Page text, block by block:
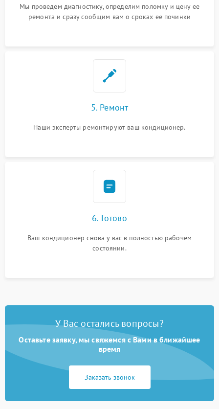
Мы проведем диагностику, определим поломку и цену ее
ремонта и сразу сообщим вам о сроках ее починки
5. Ремонт
Наши эксперты ремонтируют ваш кондиционер.
6. Готово
Ваш кондиционер снова у вас в полностью рабочем
состоянии.
У Вас остались вопросы?
Оставьте заявку, мы свяжемся с Вами в ближайшее
время
Заказать звонок